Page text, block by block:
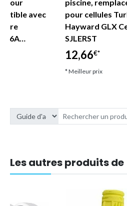
pour
avec
piscine,
pour cellules
Hayward GLX
SJLERST
12,66€*
* Meilleur prix
Les autres produits de